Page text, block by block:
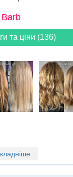
та ціни (136)